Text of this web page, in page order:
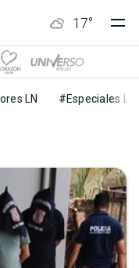
17°
LN #Especiales LN